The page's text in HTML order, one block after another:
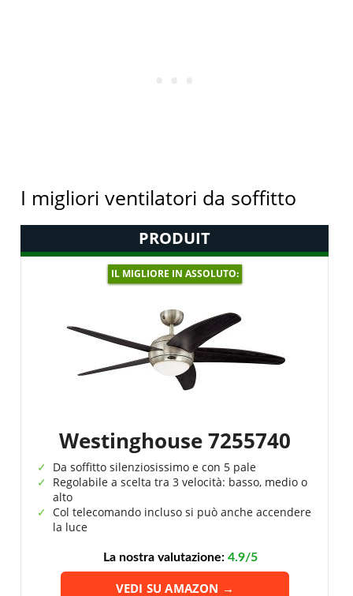
I migliori ventilatori da soffitto
PRODUIT
IL MIGLIORE IN ASSOLUTO:
Westinghouse 7255740
Da soffitto silenziosissimo e con 5 pale
Regolabile a scelta tra 3 velocità: basso, medio o
alto
Col telecomando incluso si può anche accendere
la luce
La nostra valutazione: 4.9/5
VEDI SU AMAZON →